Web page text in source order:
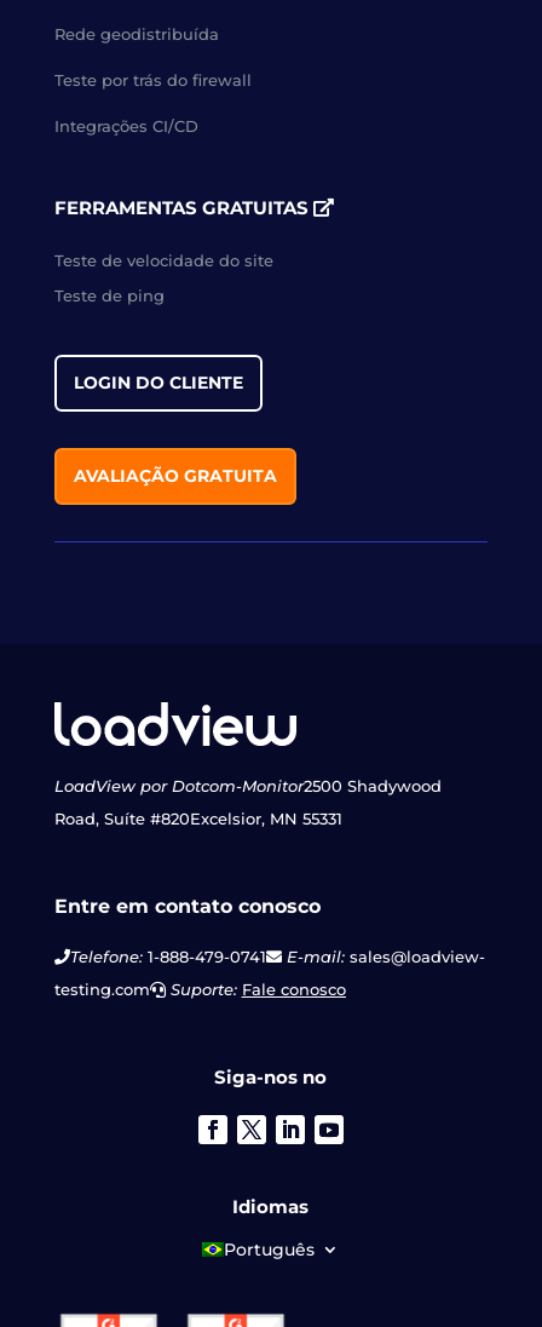
Rede geodistribuída
Teste por trás do firewall
Integrações CI/CD
FERRAMENTAS GRATUITAS
Teste de velocidade do site
Teste de ping
LOGIN DO CLIENTE
AVALIAÇÃO GRATUITA
LoadView por Dotcom-Monitor2500 Shadywood
Road, Suíte #820Excelsior, MN 55331
Entre em contato conosco
Telefone:1-888-479-0741 E-mail:sales@loadview-
testing.com
Suporte: Fale conosco
Siga-nos no
Idiomas
Português